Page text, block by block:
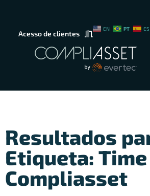
Acesso de clientes
EN PT ES
Resultados
Etiqueta: Time
Compliasset